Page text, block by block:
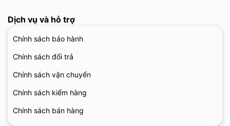
Dịch vụ và hỗ trợ
Chính sách bảo hành
Chính sách đổi trả
Chính sách vận chuyển
Chính sách kiểm hàng
Chính sách bán hàng